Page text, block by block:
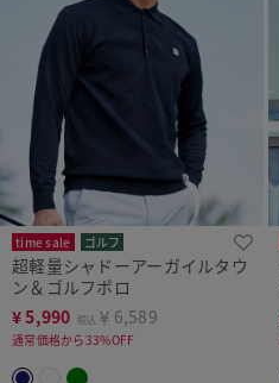
time sale ゴルフ
超軽量シャドーアーガイルタウ
ン＆ゴルフポロ
¥5,990 税込 ￥6,589
通常価格から33%OFF